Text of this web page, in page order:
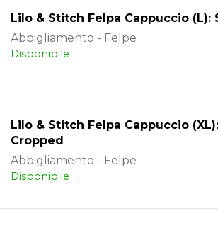
Lilo & Stitch Felpa Cappuccio (L):
Abbigliamento - Felpe
Disponibile
Lilo & Stitch Felpa Cappuccio
Cropped
Abbigliamento - Felpe
Disponibile